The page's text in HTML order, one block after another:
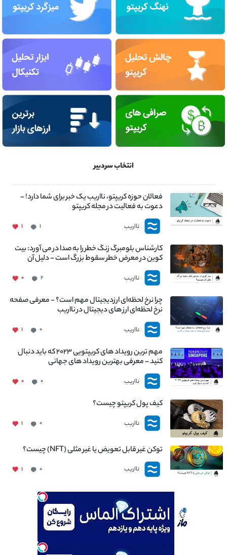
انتخاب سردبیر
فعالان حوزه کریپتو، نااریب یک خبر برای شما دارد! –
دعوت به فعالیت در مجله کریپتو
نااریب ۱ ۱
کارشناس بلومبرگ زنگ خطر را به صدا در می آورد: بیت
کوین در معرض خطر سقوط بزرگ است - دلیل آن
چیست؟
نااریب ۲ ۰
چرا نرخ لحظه‌ای ارزدیجیتال مهم است؟ - معرفی صفحه
نرخ لحظه‌ای ارز های دیجیتال در نااریب
نااریب ۰ ۱
مهم ترین رویداد های کریپتویی ۲۰۲۳ که باید دنبال
کنید – معرفی بهترین رویداد های جهانی
نااریب ۰ ۰
کیف پول کریپتو چیست؟
نااریب ۰ ۱
توکن غیر قابل تعویض یا غیر مثلی (NFT) چیست؟
نااریب ۰ ۱